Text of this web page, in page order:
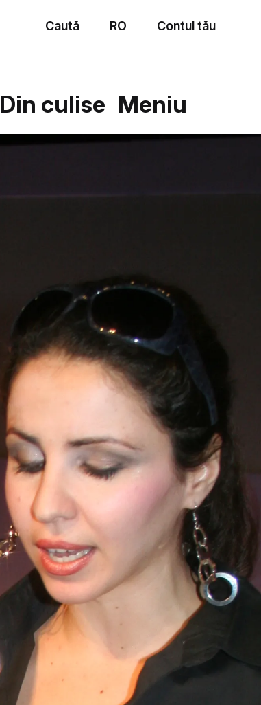
Caută RO Contul tău
Din culise Meniu